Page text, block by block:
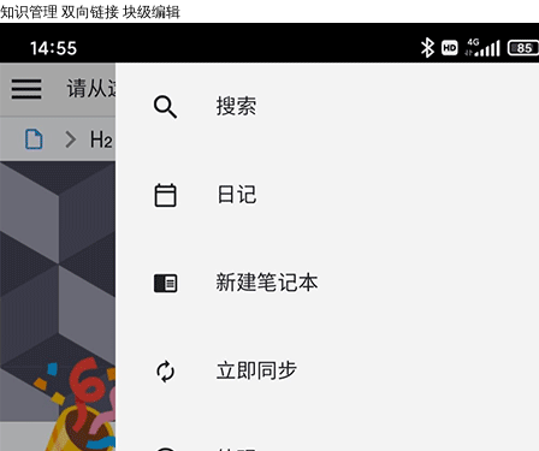
知识管理 双向链接 块级编辑